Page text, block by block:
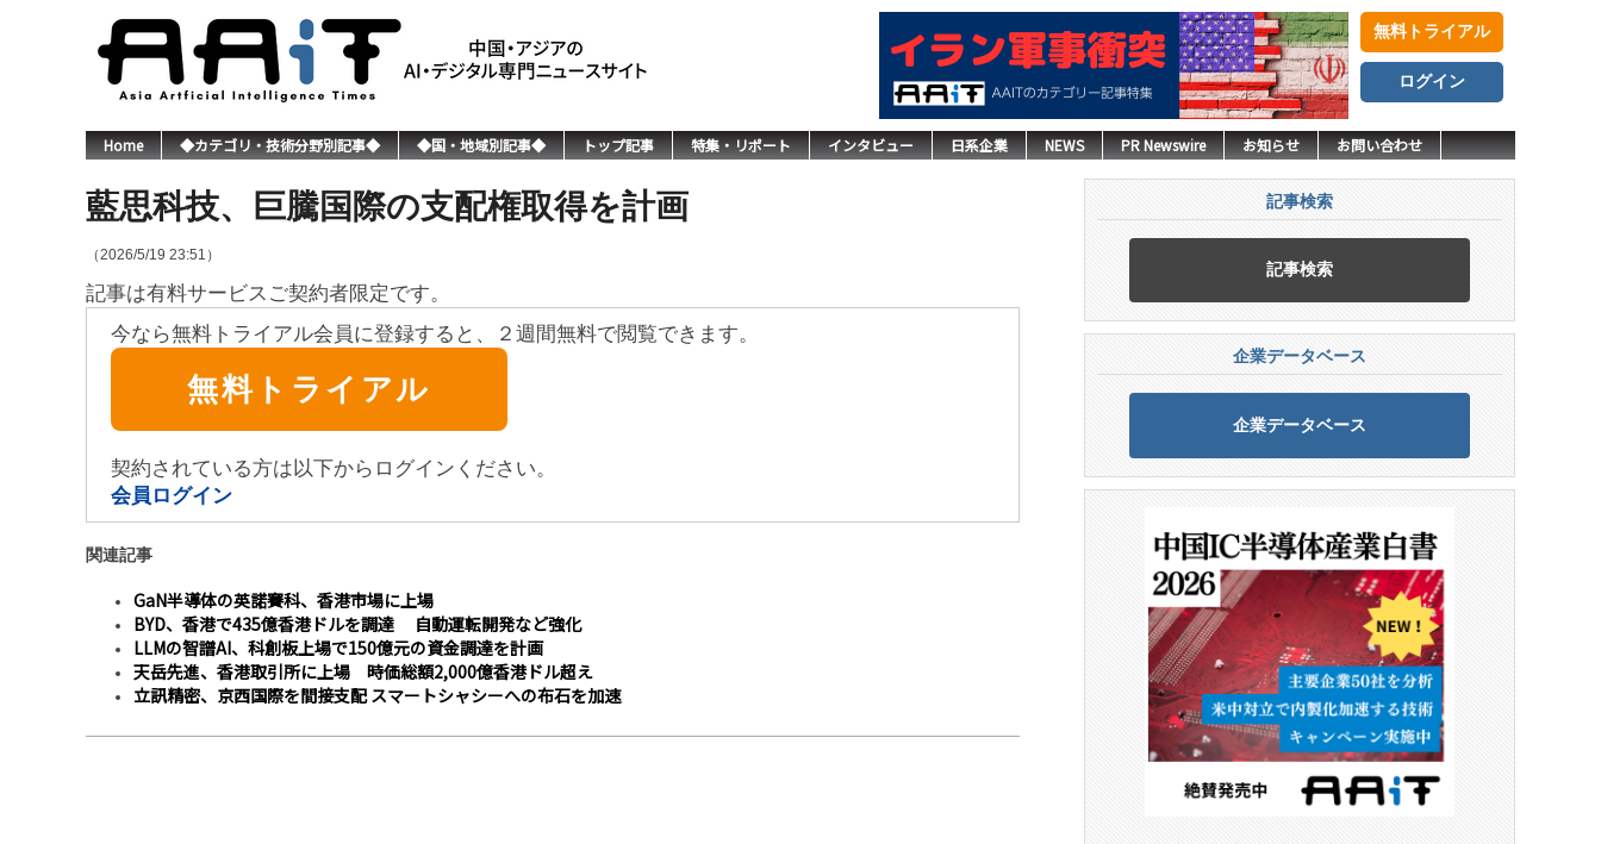
無料トライアル
ログイン
Home ◆カテゴリ・技術分野別記事◆ ◆国・地域別記事◆ トップ記事 特集・リポート インタビュー 日系企業 NEWS PR Newswire お知らせ お問い合わせ
藍思科技、巨騰国際の支配権取得を計画
（2026/5/19 23:51）
記事は有料サービスご契約者限定です。
今なら無料トライアル会員に登録すると、２週間無料で閲覧できます。
無料トライアル
契約されている方は以下からログインください。
会員ログイン
関連記事
GaN半導体の英諾賽科、香港市場に上場
BYD、香港で435億香港ドルを調達 自動運転開発など強化
LLMの智譜AI、科創板上場で150億元の資金調達を計画
天岳先進、香港取引所に上場 時価総額2,000億香港ドル超え
立訊精密、京西国際を間接支配 スマートシャシーへの布石を加速
記事検索
記事検索
企業データベース
企業データベース